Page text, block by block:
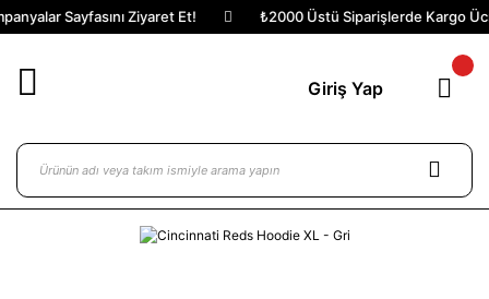
Sayfasını Ziyaret Et! ₺2000 Üstü Siparişlerde Kargo
Giriş Yap